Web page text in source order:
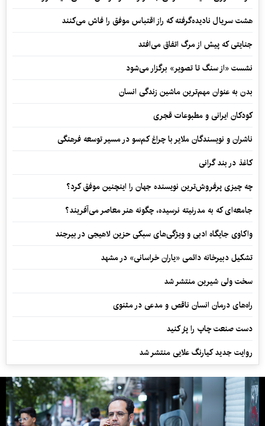
هشت سریال نادیده‌گرفته که راز اقتباس موفق را فاش می‌کنند
جنایتی که پیش از مرگ اتفاق می‌افتد
نشست «از سنگ تا تصویر» برگزار می‌شود
بدن به عنوان مهم‌ترین ماشین زندگی انسان
کودکان ایرانی و مطبوعات قجری
ناشران و نویسندگان ملایر با چراغ کم‌سو در مسیر توسعه فرهنگی
کاغذ در بند گرانی
چه چیزی پرفروش‌ترین نویسنده جهان را اینچنین موفق کرد؟
جامعه‌ای که به مدرنیته نرسیده، چگونه هنر معاصر می‌آفریند؟
واکاوی جایگاه ادبی و ویژگی‌های سبکی حزین لاهیجی در بیرجند
تشکیل دبیرخانه دائمی «یاران خراسانی» در مشهد
سخت ولی شیرین منتشر شد
راه‌های درمان انسان ناقص و مدعی در مثنوی
دست صنعت چاپ را پرُ کنید
روایت جدید کیارنگ علایی منتشر شد